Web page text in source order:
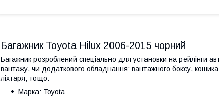
Багажник Toyota Hilux 2006-2015 чорний
Багажник розроблений спеціально для установки на рейлінги
вантажу, чи додаткового обладнання: вантажного боксу,
ліхтаря, тощо.
Марка: Toyota